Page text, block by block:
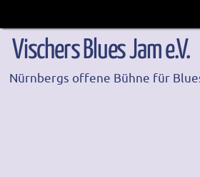
springen
Vischers Blues Jam e.V.
Nürnbergs offene Bühne für